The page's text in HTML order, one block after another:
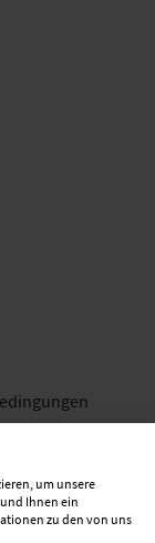
um unsere
Ihnen ein
zu den von uns